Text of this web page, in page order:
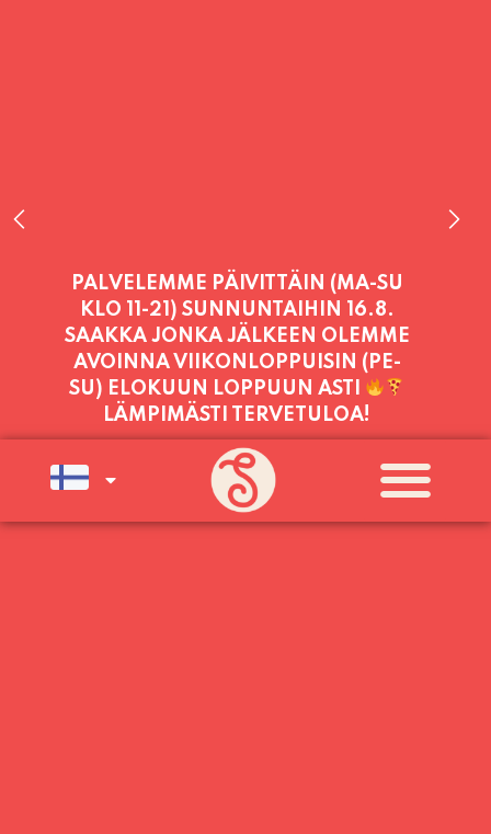
PALVELEMME TÄNÄÄN:
PERJANTAI11:00 - 21:00
PALVELEMME PÄIVITTÄIN (MA-SU
KLO 11-21) SUNNUNTAIHIN 16.8.
SAAKKA JONKA JÄLKEEN OLEMME
AVOINNA VIIKONLOPPUISIN (PE-
SU) ELOKUUN LOPPUUN ASTI
LÄMPIMÄSTI TERVETULOA!